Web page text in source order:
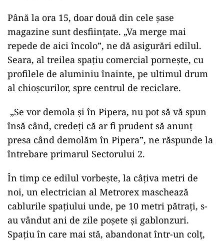
Până la ora 15, doar două din cele șase
magazine sunt desființate. „Va merge mai
repede de aici încolo”, ne dă asigurări edilul.
Seara, al treilea spațiu comercial pornește, cu
profilele de aluminiu înainte, pe ultimul drum
al chioșcurilor, spre centrul de reciclare.
„Se vor demola și în Pipera, nu pot să vă spun
însă când, credeți că ar fi prudent să anunț
presa când demolăm în Pipera”, ne răspunde la
întrebare primarul Sectorului 2.
În timp ce edilul vorbește, la câțiva metri de
noi, un electrician al Metrorex maschează
cablurile spațiului unde, pe 10 metri pătrați, s-
au vândut ani de zile poșete și gablonzuri.
Spațiu în care mai stă, abandonat într-un colț,